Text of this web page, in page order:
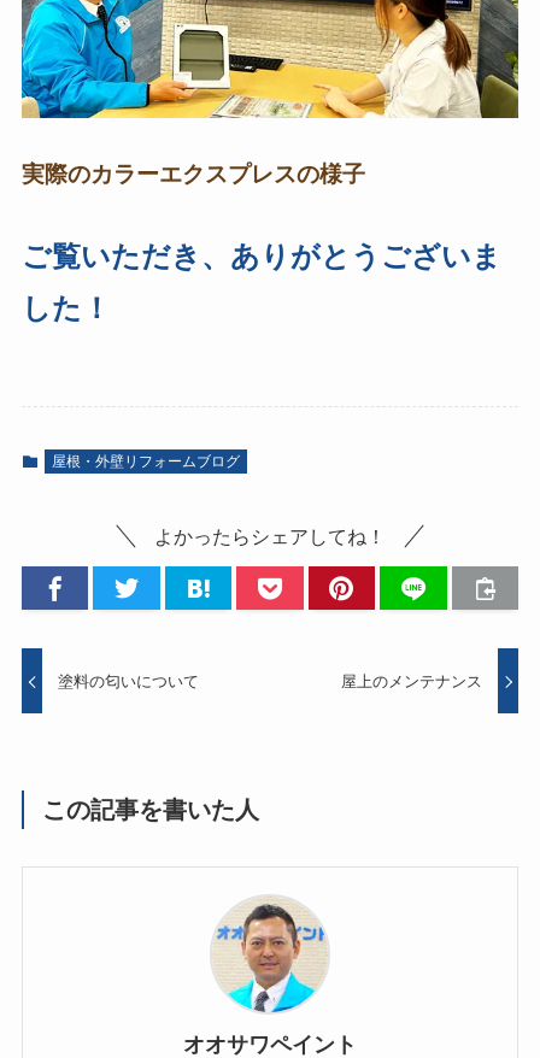
実際のカラーエクスプレスの様子
ご覧いただき、ありがとうございま
した！
屋根・外壁リフォームブログ
よかったらシェアしてね！
塗料の匂いについて 屋上のメンテナンス
この記事を書いた人
オオサワペイント